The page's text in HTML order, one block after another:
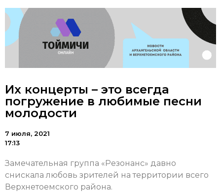
Их концерты – это всегда
погружение в любимые песни
молодости
7 июля, 2021
17:13
Замечательная группа «Резонанс» давно
снискала любовь зрителей на территории всего
Верхнетоемского района.